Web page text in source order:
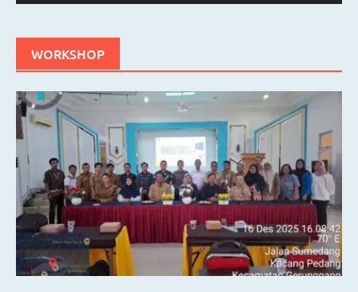
WORKSHOP